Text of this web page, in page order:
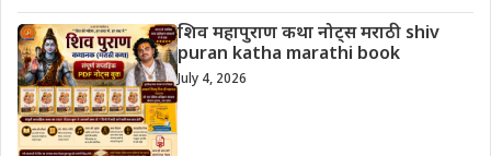
शिव महापुराण कथा नोट्स मराठी shiv
puran katha marathi book
July 4, 2026